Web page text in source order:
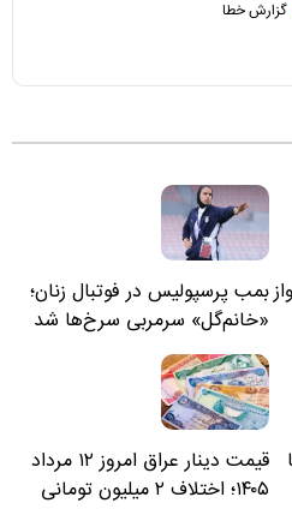
گزارش خطا
بمب پرسپولیس در فوتبال زنان؛
«خانم‌گل» سرمربی سرخ‌ها شد
قیمت دینار عراق امروز ۱۲ مرداد
۱۴۰۵؛ اختلاف ۲ میلیون تومانی